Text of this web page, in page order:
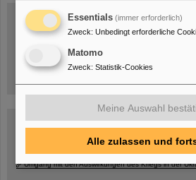
Blog Beam On
Menschen...hinter GSI und
Umgang mit den Auswirkungen des Kriegs in der
Essentials (immer erforderlich)
Zweck: Unbedingt erforderliche
Matomo
Zweck: Statistik-Cookies
Meine Auswahl
Alle zulassen und